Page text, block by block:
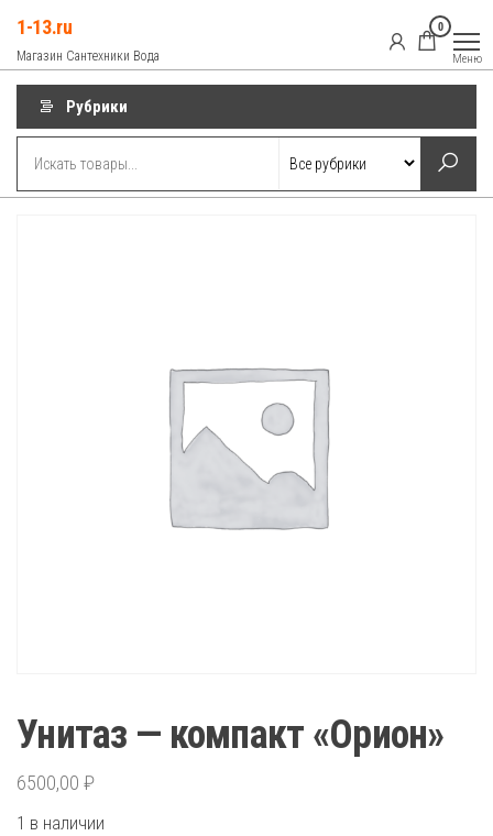
содержимому
1-13.ru
Магазин Сантехники Вода
0
Меню
Рубрики
Унитаз — компакт «Орион»
6500,00 ₽
1 в наличии